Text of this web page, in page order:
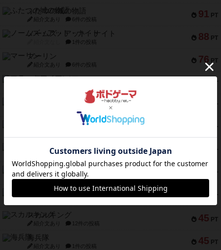
91 PT
ふたつの城の物語
紹介文あり 6件の投稿
88 PT
ノームズ・アット・ナイト
1件の投稿
76 PT
マーリン
紹介文あり 6件の投稿
PT
フラットアイアン
PT
トランスオリエント・エクスプレス
PT
アンブッシュ！：ムーブアウト！
PT
キャプテン・フリップ：イスラ・ボンバ
紹介文なし 2件の投稿
PT
ガルフストライク
紹介文あり 1件の投稿
45 PT
エコーズ・オブ・タイム
45 PT
スカルキング
紹介文あり 12件の投稿
45 PT
海兵隊
紹介文あり 1件の投稿